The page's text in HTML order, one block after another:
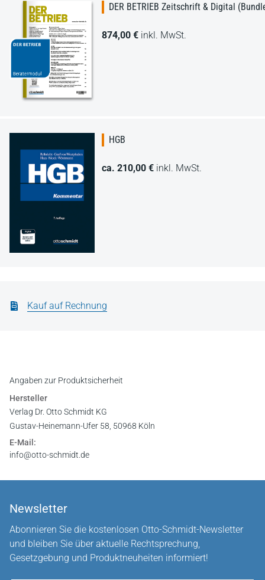
DER BETRIEB Zeitschrift & Digital
874,00 € inkl. MwSt.
HGB
ca. 210,00 € inkl. MwSt.
Kauf auf Rechnung
Angaben zur Produktsicherheit
Hersteller
Verlag Dr. Otto Schmidt KG
Gustav-Heinemann-Ufer 58, 50968 Köln
E-Mail:
info@otto-schmidt.de
Newsletter
Abonnieren Sie die kostenlosen Otto-Schmidt-Newsletter
und bleiben Sie über aktuelle Rechtsprechung,
Gesetzgebung und Produktneuheiten informiert!